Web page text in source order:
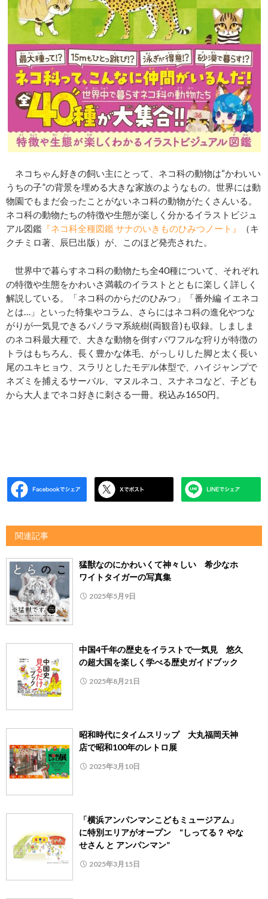
ネコちゃん好きの飼い主にとって、ネコ科の動物は“かわいい
うちの子”の背景を埋める大きな家族のようなもの。世界には動
物園でもまだ会ったことがないネコ科の動物がたくさんいる。
ネコ科の動物たちの特徴や生態が楽しく分かるイラストビジュ
アル図鑑 『ネコ科全種図鑑 サナのいきものひみつノート』
（キ
クチミロ著、辰巳出版）が、このほど発売された。
世界中で暮らすネコ科の動物たち全40種について、それぞれ
の特徴や生態をかわいさ満載のイラストとともに楽しく詳しく
解説している。「ネコ科のからだのひみつ」「番外編 イエネコ
とは…」といった特集やコラム、さらにはネコ科の進化やつな
がりが一気見できるパノラマ系統樹(両観音)も収録。しましま
のネコ科最大種で、大きな動物を倒すパワフルな狩りが特徴の
トラはもちろん、長く豊かな体毛、がっしりした脚と太く長い
尾のユキヒョウ、スラリとしたモデル体型で、ハイジャンプで
ネズミを捕えるサーバル、マヌルネコ、スナネコなど、子ども
から大人までネコ好きに刺さる一冊。税込み1650円。
関連記事
猛獣なのにかわいくて神々しい 希少なホ
ワイトタイガーの写真集
2025年5月9日
中国4千年の歴史をイラストで一気見 悠久
の超大国を楽しく学べる歴史ガイドブック
2025年8月21日
昭和時代にタイムスリップ 大丸福岡天神
店で昭和100年のレトロ展
2025年3月10日
「横浜アンパンマンこどもミュージアム」
に特別エリアがオープン “しってる？ やな
せさん と アンパンマン”
2025年3月15日